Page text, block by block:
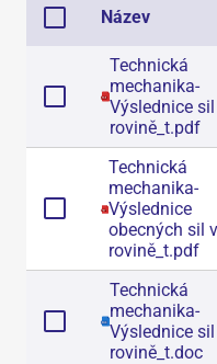
Název
Technická
mechanika-
Výslednice
rovině_t.pdf
Technická
mechanika-
Výslednice
obecných sil v
rovině_t.pdf
Technická
mechanika-
Výslednice
rovině_t.doc